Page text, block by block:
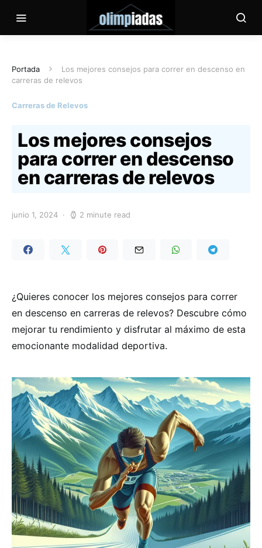
Portada
Los mejores consejos para correr en descenso en
carreras de relevos
Carreras de Relevos
Los mejores consejos
para correr en descenso
en carreras de relevos
junio 1, 2024 2 minute read
¿Quieres conocer los mejores consejos para correr
en descenso en carreras de relevos? Descubre cómo
mejorar tu rendimiento y disfrutar al máximo de esta
emocionante modalidad deportiva.